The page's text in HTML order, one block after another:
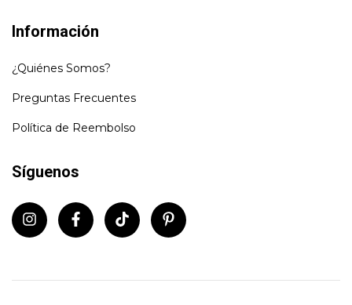
Información
¿Quiénes Somos?
Preguntas Frecuentes
Política de Reembolso
Síguenos